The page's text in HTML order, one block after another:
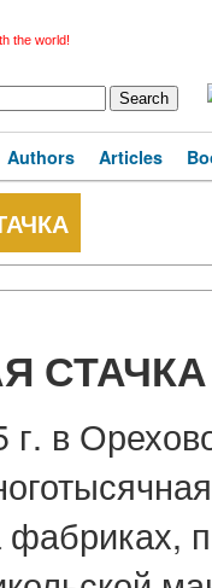
the world!
Authors Articles
СТАЧКА
г. в
фабриках,